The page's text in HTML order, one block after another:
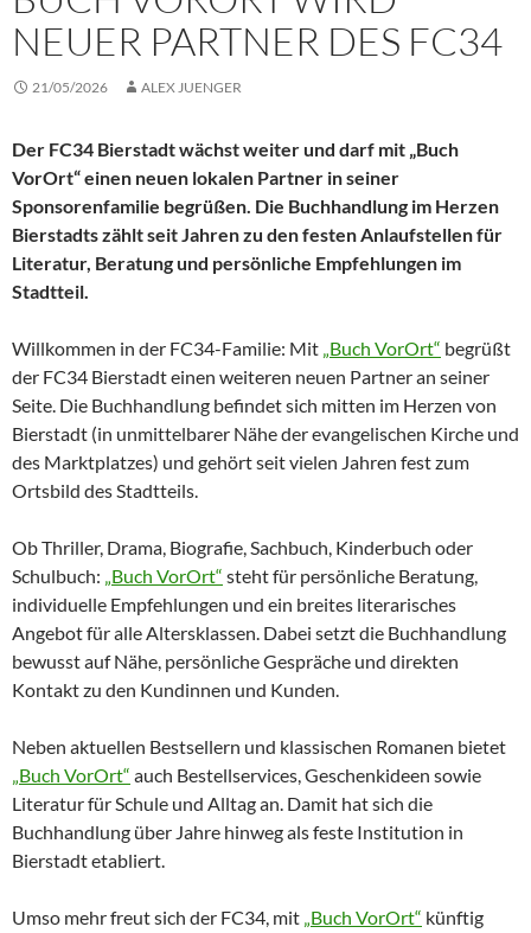
NEUER PARTNER DES FC34
21/05/2026 ALEX JUENGER
Der FC34 Bierstadt wächst weiter und darf mit „Buch
VorOrt“ einen neuen lokalen Partner in seiner
Sponsorenfamilie begrüßen. Die Buchhandlung im Herzen
Bierstadts zählt seit Jahren zu den festen Anlaufstellen für
Literatur, Beratung und persönliche Empfehlungen im
Stadtteil.
Willkommen in der FC34-Familie: Mit „Buch VorOrt“ begrüßt
der FC34 Bierstadt einen weiteren neuen Partner an seiner
Seite. Die Buchhandlung befindet sich mitten im Herzen von
Bierstadt (in unmittelbarer Nähe der evangelischen Kirche und
des Marktplatzes) und gehört seit vielen Jahren fest zum
Ortsbild des Stadtteils.
Ob Thriller, Drama, Biografie, Sachbuch, Kinderbuch oder
Schulbuch: „Buch VorOrt“ steht für persönliche Beratung,
individuelle Empfehlungen und ein breites literarisches
Angebot für alle Altersklassen. Dabei setzt die Buchhandlung
bewusst auf Nähe, persönliche Gespräche und direkten
Kontakt zu den Kundinnen und Kunden.
Neben aktuellen Bestsellern und klassischen Romanen bietet
„Buch VorOrt“ auch Bestellservices, Geschenkideen sowie
Literatur für Schule und Alltag an. Damit hat sich die
Buchhandlung über Jahre hinweg als feste Institution in
Bierstadt etabliert.
Umso mehr freut sich der FC34, mit „Buch VorOrt“ künftig